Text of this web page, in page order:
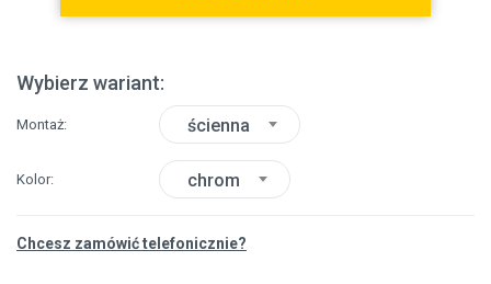
Wybierz wariant:
Montaż ścienna
Kolor chrom
Chcesz zamówić telefonicznie?